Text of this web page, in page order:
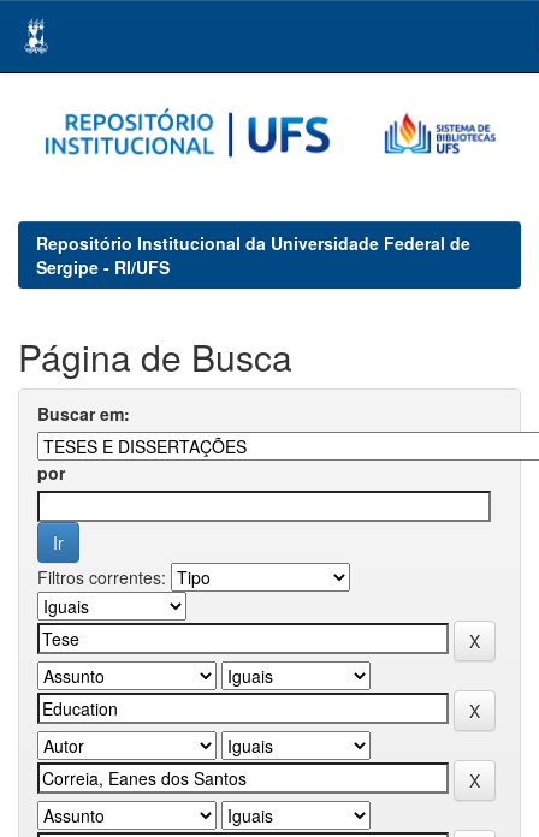
navigation
Repositório Institucional da Universidade Federal de
Sergipe - RI/UFS
Página de Busca
Buscar em:
por
Filtros correntes: